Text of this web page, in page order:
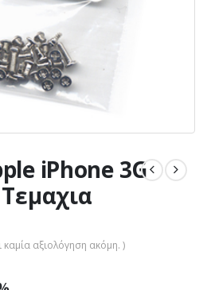
iPhone 3G
αξιολόγηση ακόμη. )